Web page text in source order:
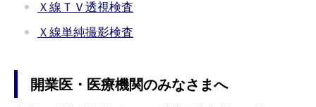
Ｘ線ＴＶ透視検査
Ｘ線単純撮影検査
開業医・医療機関のみなさまへ